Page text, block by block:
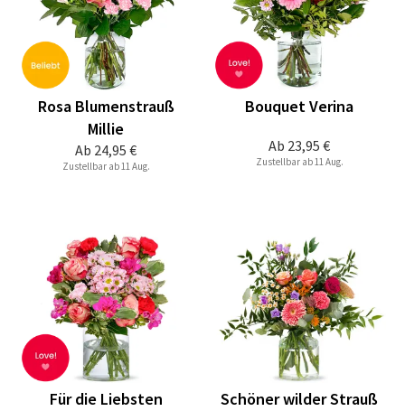
Ab 24,95 €
Rosa Blumenstrauß
Millie
Zustellbar ab 11 Aug.
Ab 23,95 €
Bouquet Verina
Zustellbar ab 11 Aug.
Für die Liebsten Schöner wilder Strauß